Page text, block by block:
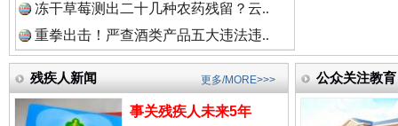
冻干草莓测出二十几种农药残留？云..
重拳出击！严查酒类产品五大违法违..
残疾人新闻
事关残疾人未来5年
更多/MORE>>> 公众关注教育